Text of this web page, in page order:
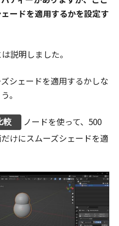
ードを適用するかを設定す
説明しました。
シェードを適用するかしな
。
較
ノードを使って、500
けにスムーズシェードを適